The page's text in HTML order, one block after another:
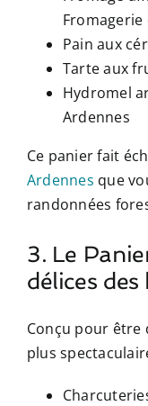
Fromagerie
Pain aux
Tarte aux
Hydromel
Ardennes
Ce panier fait
Ardennes que
randonnées
3. Le
délices
Conçu pour être
plus